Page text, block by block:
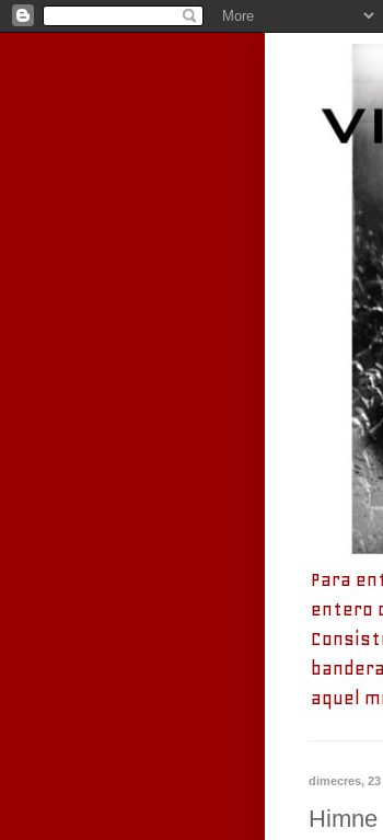
Para
entero
aquel
dimecres, 23